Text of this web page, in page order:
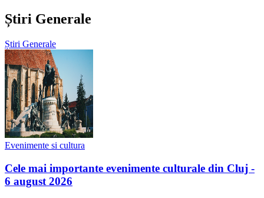
Știri Generale
Știri Generale
Evenimente si cultura
Cele mai importante evenimente culturale din Cluj -
6 august 2026